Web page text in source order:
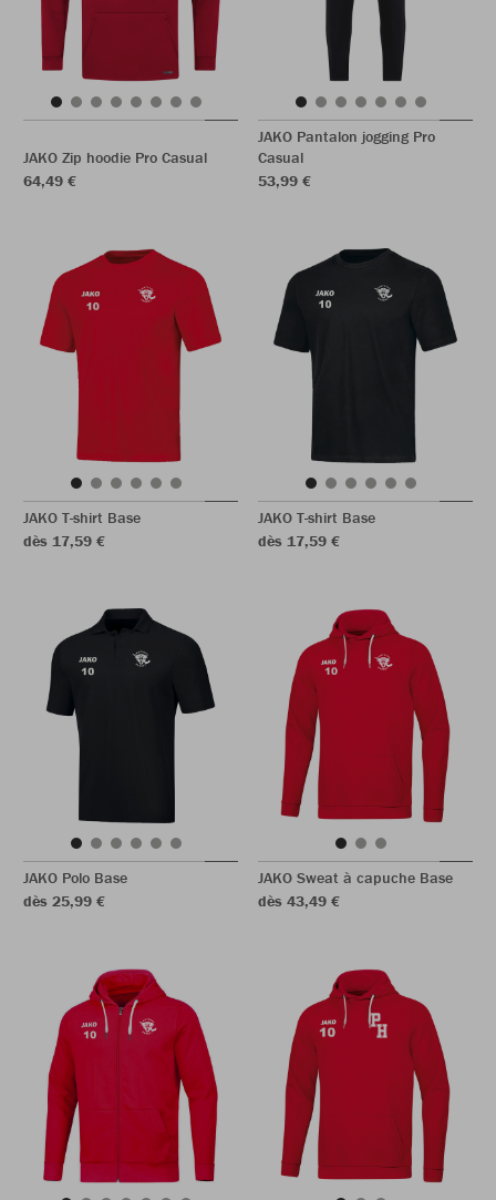
JAKO Zip hoodie Pro Casual
64,49 €
JAKO Pantalon jogging Pro
Casual
53,99 €
JAKO T-shirt Base
dès 17,59 €
JAKO T-shirt Base
dès 17,59 €
JAKO Polo Base
dès 25,99 €
JAKO Sweat à capuche Base
dès 43,49 €